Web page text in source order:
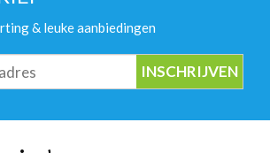
& leuke aanbiedingen